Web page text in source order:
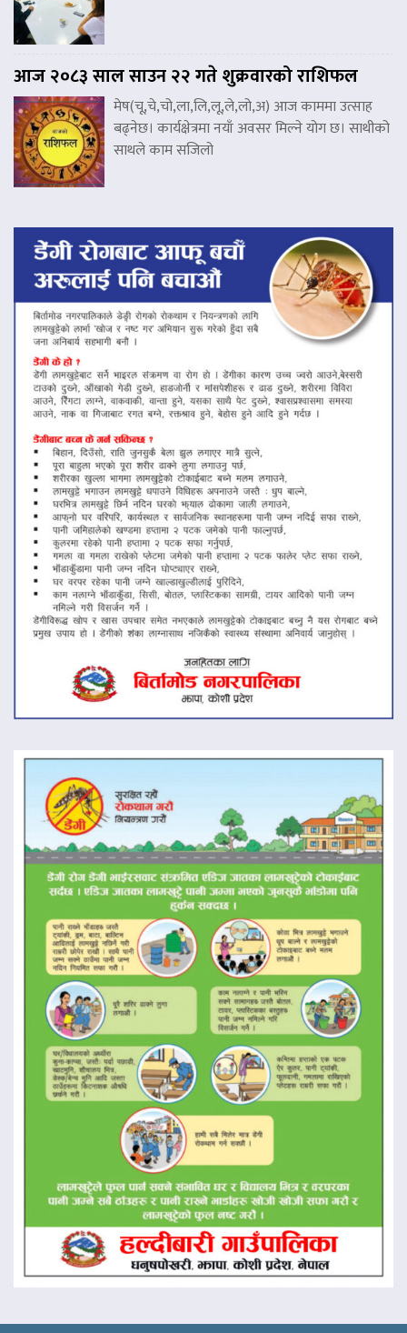
आज २०८३ साल साउन २२ गते शुक्रवारको राशिफल
मेष(चू,चे,चो,ला,लि,लू,ले,लो,अ) आज काममा उत्साह
बढ्नेछ। कार्यक्षेत्रमा नयाँ अवसर मिल्ने योग छ। साथीको
साथले काम सजिलो